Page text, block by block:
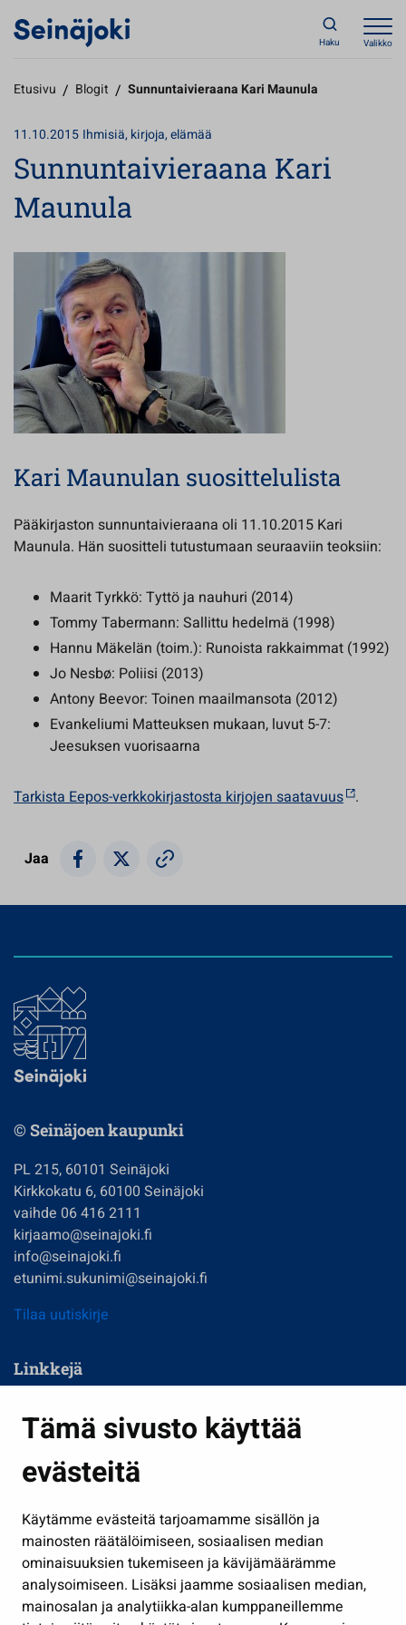
Tämä sivusto käyttää
evästeitä
Käytämme evästeitä tarjoamamme sisällön ja
mainosten räätälöimiseen, sosiaalisen median
ominaisuuksien tukemiseen ja kävijämäärämme
analysoimiseen. Lisäksi jaamme sosiaalisen median,
mainosalan ja analytiikka-alan kumppaneillemme
Haku Valikko
Etusivu / Blogit / Sunnuntaivieraana Kari Maunula
11.10.2015 Ihmisiä, kirjoja, elämää
Sunnuntaivieraana Kari
Maunula
Kari Maunulan suosittelulista
Pääkirjaston sunnuntaivieraana oli 11.10.2015 Kari
Maunula. Hän suositteli tutustumaan seuraaviin teoksiin:
Maarit Tyrkkö: Tyttö ja nauhuri (2014)
Tommy Tabermann: Sallittu hedelmä (1998)
Hannu Mäkelän (toim.): Runoista rakkaimmat (1992)
Jo Nesbø: Poliisi (2013)
Antony Beevor: Toinen maailmansota (2012)
Evankeliumi Matteuksen mukaan, luvut 5-7:
Jeesuksen vuorisaarna
Tarkista Eepos-verkkokirjastosta kirjojen saatavuus .
Jaa
© Seinäjoen kaupunki
PL 215, 60101 Seinäjoki
Kirkkokatu 6, 60100 Seinäjoki
vaihde 06 416 2111
kirjaamo@seinajoki.fi
info@seinajoki.fi
etunimi.sukunimi@seinajoki.fi
Tilaa uutiskirje
Linkkejä
Kasvatus ja opetus
Kulttuuri ja liikunta
Työ ja yrittäminen
Osallistu ja asioi
Näytä omat evästeasetukseni